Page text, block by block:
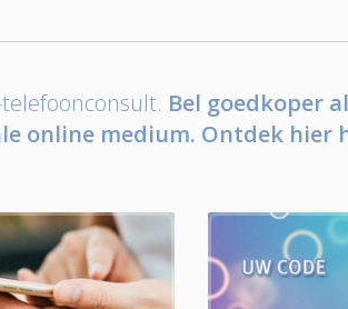
Bel goedkoper
online medium. Ontdek